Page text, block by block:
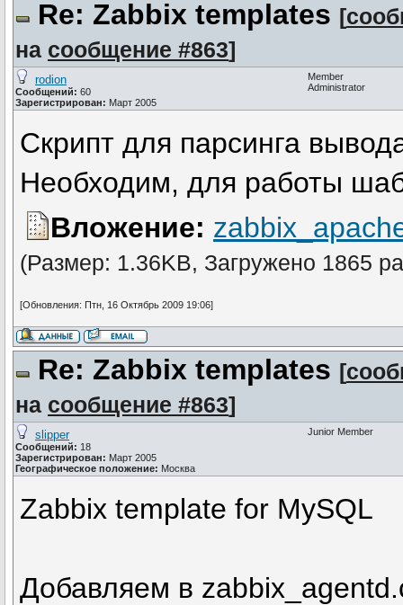
Re: Zabbix templates [
на сообщение #863]
rodion
Сообщений: 60
Зарегистрирован: Март 2005
Member
Administrator
Скрипт для парсинга
Необходим, для работы
Вложение:
(Размер: 1.36KB, Загружено 1865
[Обновления: Птн, 16 Октябрь 2009 19:06]
Re: Zabbix templates [
на сообщение #863]
slipper
Сообщений: 18
Зарегистрирован: Март 2005
Географическое положение: Москва
Junior Member
Zabbix template for MySQL
Добавляем в